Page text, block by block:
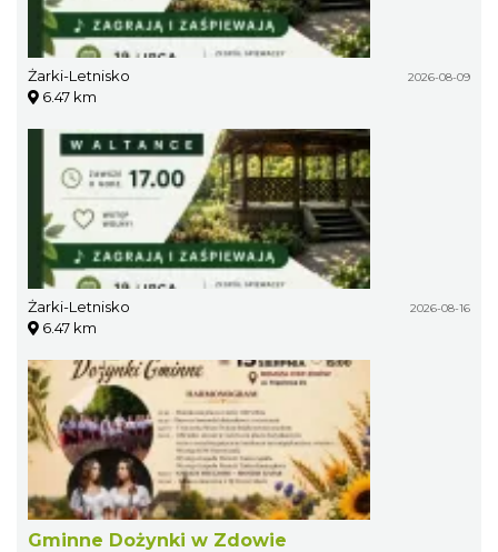
Żarki-Letnisko 2026-08-09
6.47 km
Żarki-Letnisko 2026-08-16
6.47 km
Gminne Dożynki w Zdowie